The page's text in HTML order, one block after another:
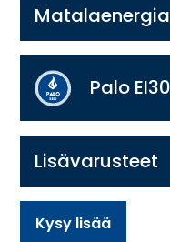
Palo
Lisävarusteet
Kysy lisää